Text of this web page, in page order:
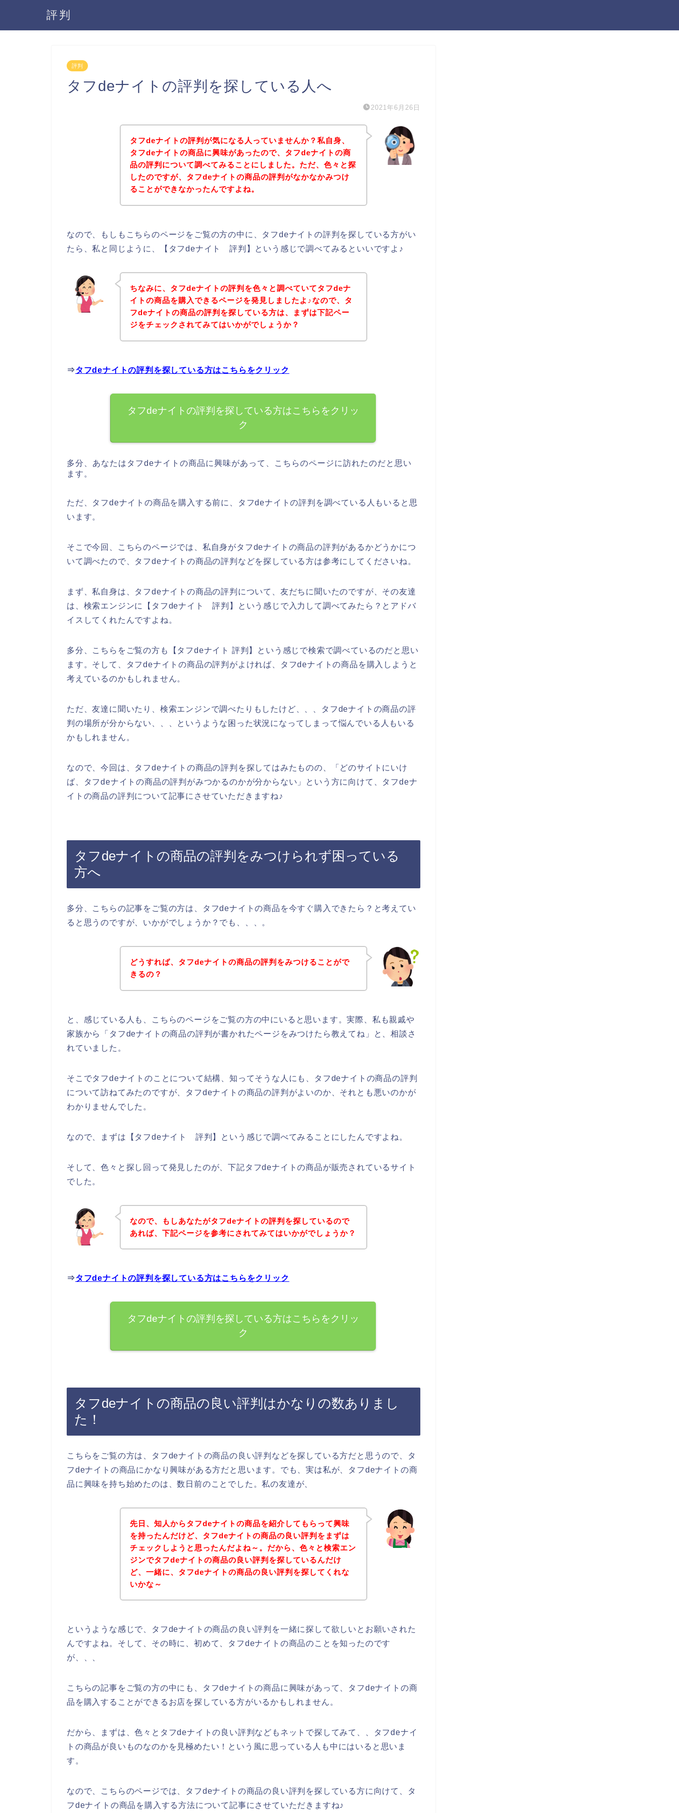
評判
評判
タフdeナイトの評判を探している人へ
2021年6月26日
タフdeナイトの評判が気になる人っていませんか？私自身、
タフdeナイトの商品に興味があったので、タフdeナイトの商
品の評判について調べてみることにしました。ただ、色々と探
したのですが、タフdeナイトの商品の評判がなかなかみつけ
ることができなかったんですよね。
なので、もしもこちらのページをご覧の方の中に、タフdeナイトの評判を探している方がい
たら、私と同じように、【タフdeナイト 評判】という感じで調べてみるといいですよ♪
ちなみに、タフdeナイトの評判を色々と調べていてタフdeナ
イトの商品を購入できるページを発見しましたよ♪なので、タ
フdeナイトの商品の評判を探している方は、まずは下記ペー
ジをチェックされてみてはいかがでしょうか？
⇒タフdeナイトの評判を探している方はこちらをクリック
タフdeナイトの評判を探している方はこちらをクリッ
ク
多分、あなたはタフdeナイトの商品に興味があって、こちらのページに訪れたのだと思い
ます。
ただ、タフdeナイトの商品を購入する前に、タフdeナイトの評判を調べている人もいると思
います。
そこで今回、こちらのページでは、私自身がタフdeナイトの商品の評判があるかどうかにつ
いて調べたので、タフdeナイトの商品の評判などを探している方は参考にしてくださいね。
まず、私自身は、タフdeナイトの商品の評判について、友だちに聞いたのですが、その友達
は、検索エンジンに【タフdeナイト 評判】という感じで入力して調べてみたら？とアドバ
イスしてくれたんですよね。
多分、こちらをご覧の方も【タフdeナイト 評判】という感じで検索で調べているのだと思い
ます。そして、タフdeナイトの商品の評判がよければ、タフdeナイトの商品を購入しようと
考えているのかもしれません。
ただ、友達に聞いたり、検索エンジンで調べたりもしたけど、、、タフdeナイトの商品の評
判の場所が分からない、、、というような困った状況になってしまって悩んでいる人もいる
かもしれません。
なので、今回は、タフdeナイトの商品の評判を探してはみたものの、「どのサイトにいけ
ば、タフdeナイトの商品の評判がみつかるのかが分からない」という方に向けて、タフdeナ
イトの商品の評判について記事にさせていただきますね♪
タフdeナイトの商品の評判をみつけられず困っている
方へ
多分、こちらの記事をご覧の方は、タフdeナイトの商品を今すぐ購入できたら？と考えてい
ると思うのですが、いかがでしょうか？でも、、、。
どうすれば、タフdeナイトの商品の評判をみつけることがで
きるの？
と、感じている人も、こちらのページをご覧の方の中にいると思います。実際、私も親戚や
家族から「タフdeナイトの商品の評判が書かれたページをみつけたら教えてね」と、相談さ
れていました。
そこでタフdeナイトのことについて結構、知ってそうな人にも、タフdeナイトの商品の評判
について訪ねてみたのですが、タフdeナイトの商品の評判がよいのか、それとも悪いのかが
わかりませんでした。
なので、まずは【タフdeナイト 評判】という感じで調べてみることにしたんですよね。
そして、色々と探し回って発見したのが、下記タフdeナイトの商品が販売されているサイト
でした。
なので、もしあなたがタフdeナイトの評判を探しているので
あれば、下記ページを参考にされてみてはいかがでしょうか？
⇒タフdeナイトの評判を探している方はこちらをクリック
タフdeナイトの評判を探している方はこちらをクリッ
ク
タフdeナイトの商品の良い評判はかなりの数ありまし
た！
こちらをご覧の方は、タフdeナイトの商品の良い評判などを探している方だと思うので、タ
フdeナイトの商品にかなり興味がある方だと思います。でも、実は私が、タフdeナイトの商
品に興味を持ち始めたのは、数日前のことでした。私の友達が、
先日、知人からタフdeナイトの商品を紹介してもらって興味
を持ったんだけど、タフdeナイトの商品の良い評判をまずは
チェックしようと思ったんだよね～。だから、色々と検索エン
ジンでタフdeナイトの商品の良い評判を探しているんだけ
ど、一緒に、タフdeナイトの商品の良い評判を探してくれな
いかな～
というような感じで、タフdeナイトの商品の良い評判を一緒に探して欲しいとお願いされた
んですよね。そして、その時に、初めて、タフdeナイトの商品のことを知ったのです
が、、、
こちらの記事をご覧の方の中にも、タフdeナイトの商品に興味があって、タフdeナイトの商
品を購入することができるお店を探している方がいるかもしれません。
だから、まずは、色々とタフdeナイトの良い評判などもネットで探してみて、、タフdeナイ
トの商品が良いものなのかを見極めたい！という風に思っている人も中にはいると思いま
す。
なので、こちらのページでは、タフdeナイトの商品の良い評判を探している方に向けて、タ
フdeナイトの商品を購入する方法について記事にさせていただきますね♪